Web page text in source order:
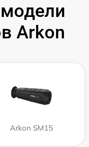
Arkon
Arkon SM15